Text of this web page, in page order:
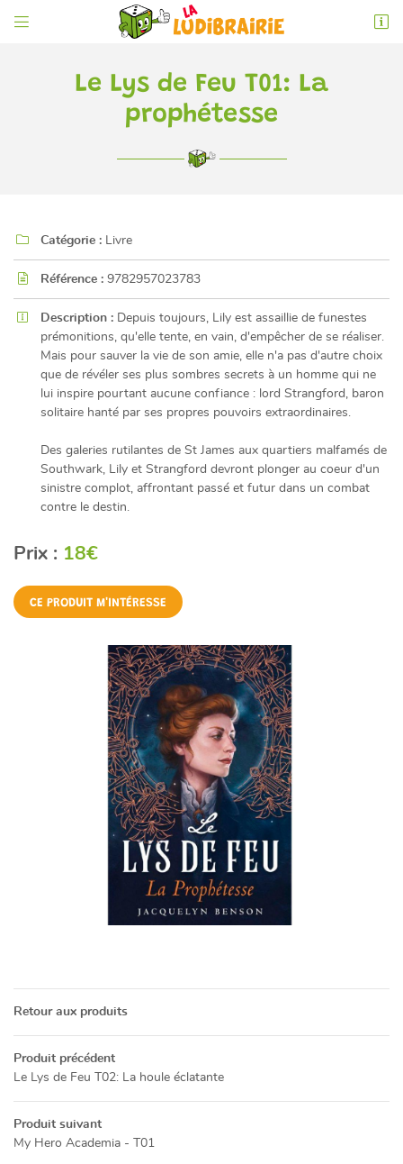

CATALOGUE
CONTACT

05 49 52 83 74
 Adresse email de réception
l'adresse email indiqué ci-dessus. Vous pouvez vous désinscrire à tout moment en
utilisantle formulaire de désinscription.
INSCRIPTION
Le Lys de Feu T01: La
prophétesse
 Catégorie : Livre
 Référence : 9782957023783
 Description : Depuis toujours, Lily est assaillie de funestes
prémonitions, qu'elle tente, en vain, d'empêcher de se réaliser.
Mais pour sauver la vie de son amie, elle n'a pas d'autre choix
que de révéler ses plus sombres secrets à un homme qui ne
lui inspire pourtant aucune confiance : lord Strangford, baron
solitaire hanté par ses propres pouvoirs extraordinaires.
Des galeries rutilantes de St James aux quartiers malfamés de
Southwark, Lily et Strangford devront plonger au coeur d'un
sinistre complot, affrontant passé et futur dans un combat
contre le destin.
Prix : 18€
CE PRODUIT M'INTÉRESSE
Retour aux produits
Produit précédent
Le Lys de Feu T02: La houle éclatante
Produit suivant
My Hero Academia - T01